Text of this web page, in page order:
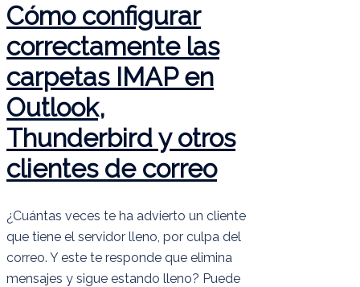
Cómo configurar
correctamente las
carpetas IMAP en
Outlook,
Thunderbird y otros
clientes de correo
¿Cuántas veces te ha advierto un cliente
que tiene el servidor lleno, por culpa del
correo. Y este te responde que elimina
mensajes y sigue estando lleno? Puede